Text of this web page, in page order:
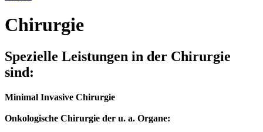
Chirurgie
Spezielle Leistungen in der Chirurgie
sind:
Minimal Invasive Chirurgie
Onkologische Chirurgie der u. a. Organe: